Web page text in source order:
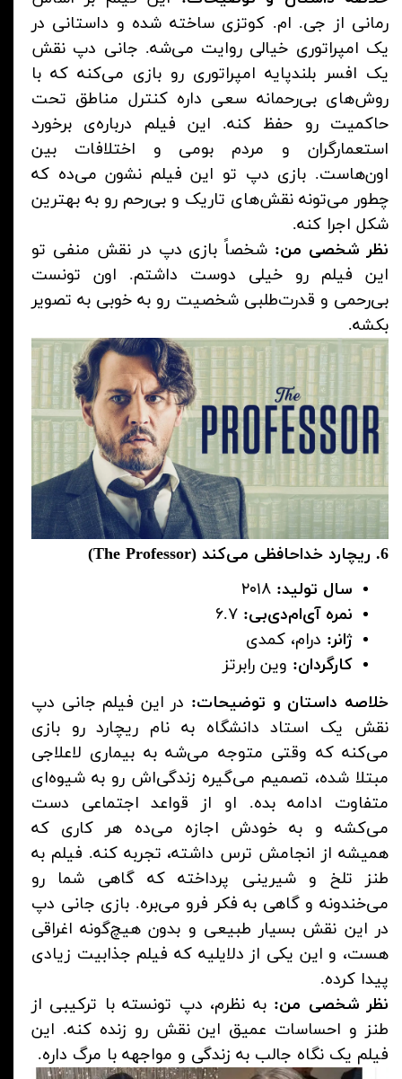
رمانی از جی. ام. کوتزی ساخته شده و داستانی در
یک امپراتوری خیالی روایت می‌شه. جانی دپ نقش
یک افسر بلندپایه امپراتوری رو بازی می‌کنه که با
روش‌های بی‌رحمانه سعی داره کنترل مناطق تحت
حاکمیت رو حفظ کنه. این فیلم درباره‌ی برخورد
استعمارگران و مردم بومی و اختلافات بین
اون‌هاست. بازی دپ تو این فیلم نشون می‌ده که
چطور می‌تونه نقش‌های تاریک و بی‌رحم رو به بهترین
شکل اجرا کنه.
نظر شخصی من: شخصاً بازی دپ در نقش منفی تو
این فیلم رو خیلی دوست داشتم. اون تونست
بی‌رحمی و قدرت‌طلبی شخصیت رو به خوبی به تصویر
بکشه.
6. ریچارد خداحافظی می‌کند (The Professor)
سال تولید:
نمره آی‌ام‌دی‌بی:
ژانر: درام، کمدی
کارگردان: وین رابرتز
خلاصه داستان و توضیحات: در این فیلم جانی دپ
نقش یک استاد دانشگاه به نام ریچارد رو بازی
می‌کنه که وقتی متوجه می‌شه به بیماری لاعلاجی
مبتلا شده، تصمیم می‌گیره زندگی‌اش رو به شیوه‌ای
متفاوت ادامه بده. او از قواعد اجتماعی دست
می‌کشه و به خودش اجازه می‌ده هر کاری که
همیشه از انجامش ترس داشته، تجربه کنه. فیلم به
طنز تلخ و شیرینی پرداخته که گاهی شما رو
می‌خندونه و گاهی به فکر فرو می‌بره. بازی جانی دپ
در این نقش بسیار طبیعی و بدون هیچ‌گونه اغراقی
هست، و این یکی از دلایلیه که فیلم جذابیت زیادی
پیدا کرده.
نظر شخصی من: به نظرم، دپ تونسته با ترکیبی از
طنز و احساسات عمیق این نقش رو زنده کنه. این
فیلم یک نگاه جالب به زندگی و مواجهه با مرگ داره.